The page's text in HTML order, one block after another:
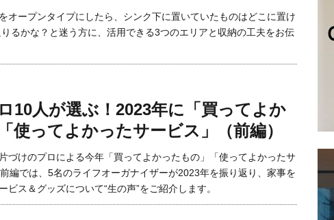
オープンタイプにしたら、シンク下に置いていたものはどこに置け
るかな？と迷う方に、活用できる3つのエリアと収納の工夫をお伝
10人が選ぶ！2023年に「買ってよか
使ってよかったサービス」（前編）
けのプロによる今年「買ってよかったもの」「使ってよかったサ
編では、5名のライフオーガナイザーが2023年を振り返り、家事を
ビス＆グッズについて“生の声”をご紹介します。